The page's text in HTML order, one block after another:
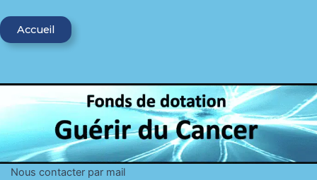
Accueil
Nous contacter par mail